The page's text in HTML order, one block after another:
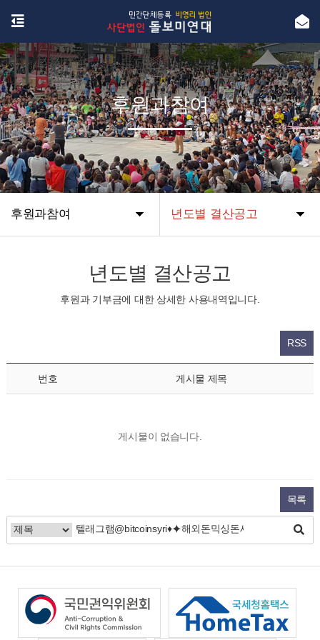
후원과참여 년도별 결산공고
후원과참여
년도별 결산공고
후원과 기부금에 대한 상세한 사용내역입니다.
RSS
번호 게시물 제목
게시물이 없습니다.
목록